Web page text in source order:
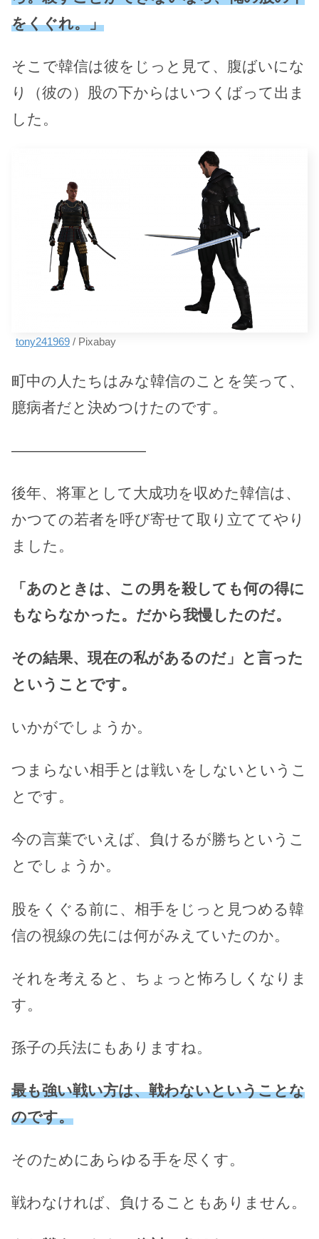
をくぐれ。」
そこで韓信は彼をじっと見て、腹ばいにな
り（彼の）股の下からはいつくばって出ま
した。
tony241969 / Pixabay
町中の人たちはみな韓信のことを笑って、
臆病者だと決めつけたのです。
—————————
後年、将軍として大成功を収めた韓信は、
かつての若者を呼び寄せて取り立ててやり
ました。
「あのときは、この男を殺しても何の得に
もならなかった。だから我慢したのだ。
その結果、現在の私があるのだ」と言った
ということです。
いかがでしょうか。
つまらない相手とは戦いをしないというこ
とです。
今の言葉でいえば、負けるが勝ちというこ
とでしょうか。
股をくぐる前に、相手をじっと見つめる韓
信の視線の先には何がみえていたのか。
それを考えると、ちょっと怖ろしくなりま
す。
孫子の兵法にもありますね。
最も強い戦い方は、戦わないということな
のです。
そのためにあらゆる手を尽くす。
戦わなければ、負けることもありません。